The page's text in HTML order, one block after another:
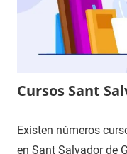
Cursos Sant
Existen números
en Sant Salvador de